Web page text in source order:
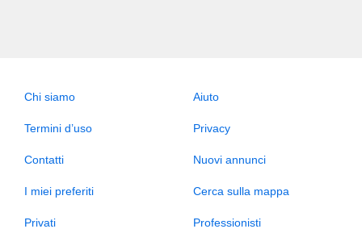
Chi siamo Aiuto
Termini d’uso Privacy
Contatti Nuovi annunci
I miei preferiti Cerca sulla mappa
Privati Professionisti